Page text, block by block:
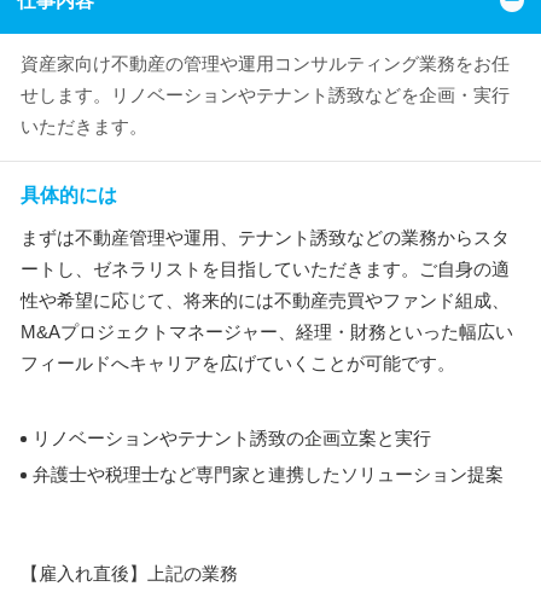
資産家向け不動産の管理や運用コンサルティング業務をお任
せします。リノベーションやテナント誘致などを企画・実行
いただきます。
具体的には
まずは不動産管理や運用、テナント誘致などの業務からスタ
ートし、ゼネラリストを目指していただきます。ご自身の適
性や希望に応じて、将来的には不動産売買やファンド組成、
M&Aプロジェクトマネージャー、経理・財務といった幅広い
フィールドへキャリアを広げていくことが可能です。
リノベーションやテナント誘致の企画立案と実行
弁護士や税理士など専門家と連携したソリューション提案
【雇入れ直後】上記の業務